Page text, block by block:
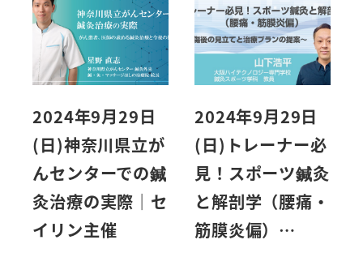
2024年9月29日
(日)神奈川県立が
んセンターでの鍼
灸治療の実際｜セ
イリン主催
2024年9月29日
(日)トレーナー必
見！スポーツ鍼灸
と解剖学（腰痛・
筋膜炎偏）…